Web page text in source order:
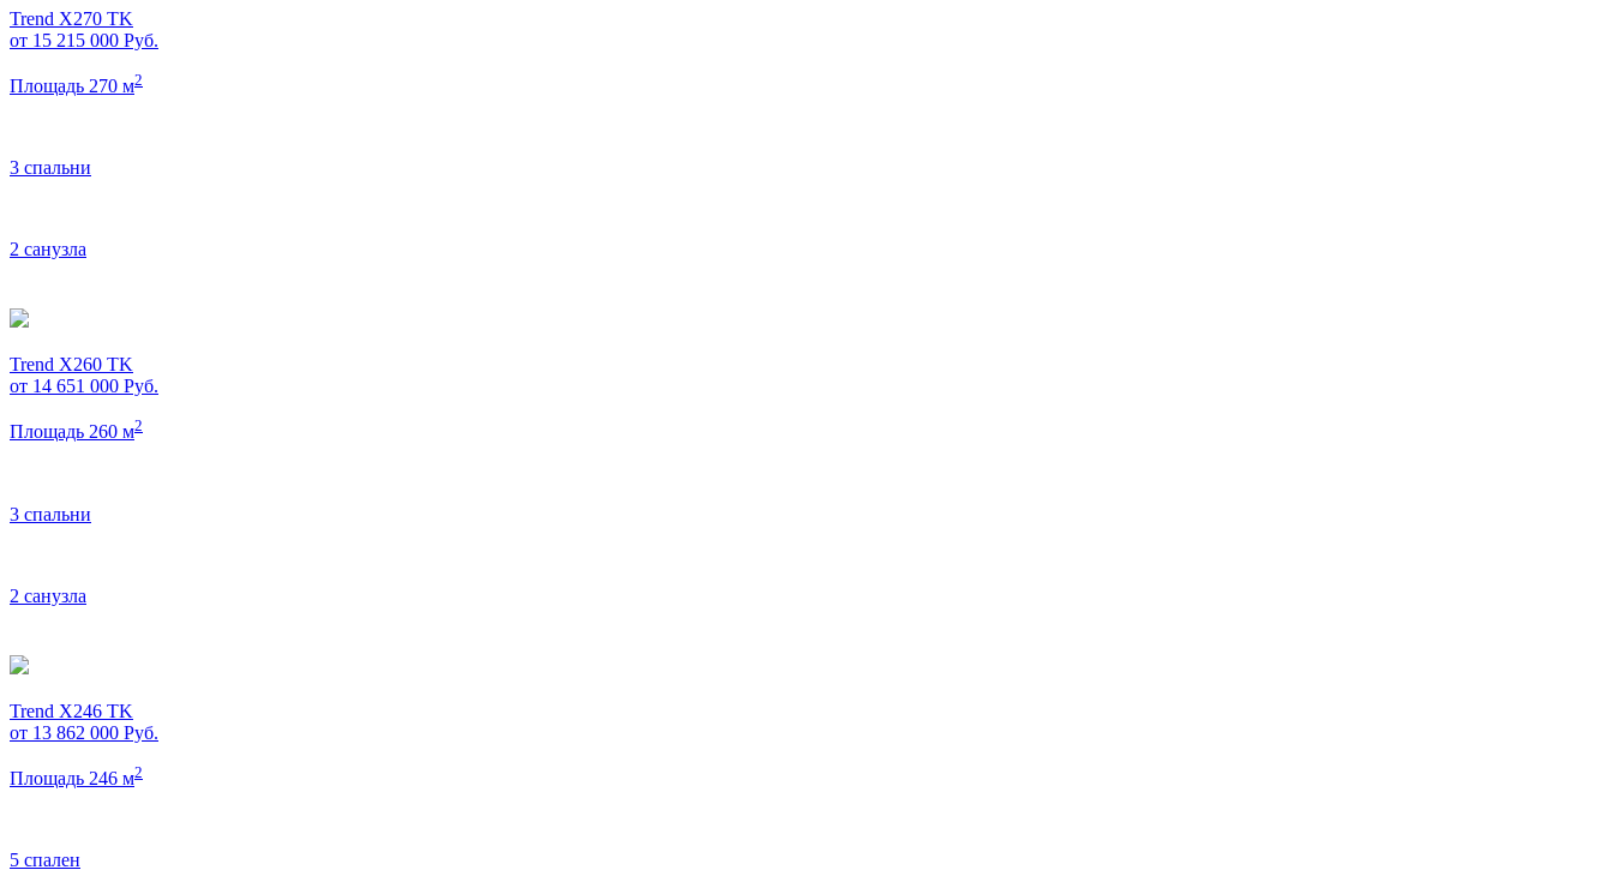
Trend X270 TK
от 15 215 000 Руб.
Площадь 270 м2
3 спальни
2 санузла
Trend X260 TK
от 14 651 000 Руб.
Площадь 260 м2
3 спальни
2 санузла
Trend X246 TK
от 13 862 000 Руб.
Площадь 246 м2
5 спален